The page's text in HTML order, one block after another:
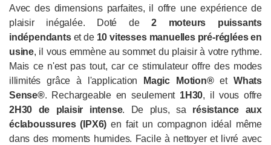
Avec des dimensions parfaites, il offre une expérience de
plaisir inégalée. Doté de2 moteurs puissants
indépendantset de 10 vitesses manuelles pré-réglées en
usine, il vous emmène au sommet du plaisir à votre rythme.
Mais ce n'est pas tout, car ce stimulateur offre des modes
illimités grâce à l'application
Magic Motion®et Whats
Sense®. Rechargeable en seulement 1H30, il vous offre
2H30 de plaisir intense. De plus, sa résistance aux
éclaboussures (IPX6) en fait un compagnon idéal même
dans des moments humides. Facile à nettoyer et livré avec